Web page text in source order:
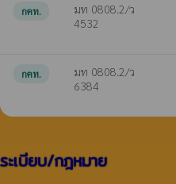
กคท.
มท 0808.2/ว
4532
กคท.
มท 0808.2/ว
6384
ระเบียบ/กฎหมาย